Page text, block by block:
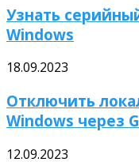
Узнать
Windows
18.09.2023
Отключить
Windows через
12.09.2023